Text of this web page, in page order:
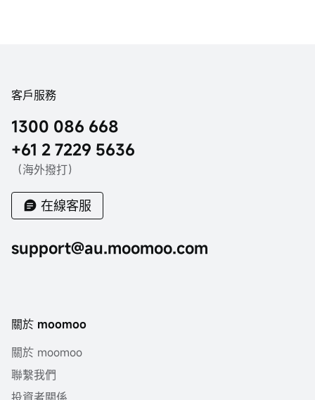
客戶服務
1300 086 668
+61 2 7229 5636
（海外撥打）
在線客服
support@au.moomoo.com
關於 moomoo
關於 moomoo
聯繫我們